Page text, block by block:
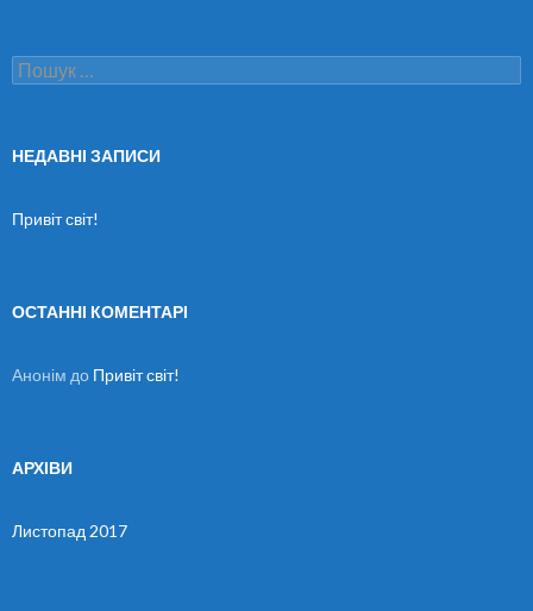
П
о
к
НЕДАВНІ ЗАПИСИ
Привіт світ!
ОСТАННІ КОМЕНТАРІ
Анонім до Привіт світ!
АРХІВИ
Листопад 2017